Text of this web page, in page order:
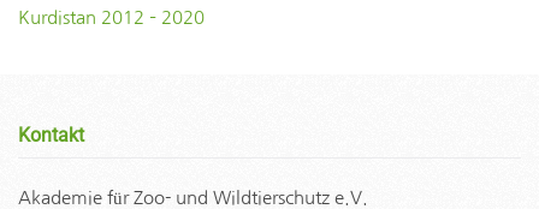
Kurdistan 2012 – 2020
Kontakt
Akademie für Zoo- und Wildtierschutz e.V.